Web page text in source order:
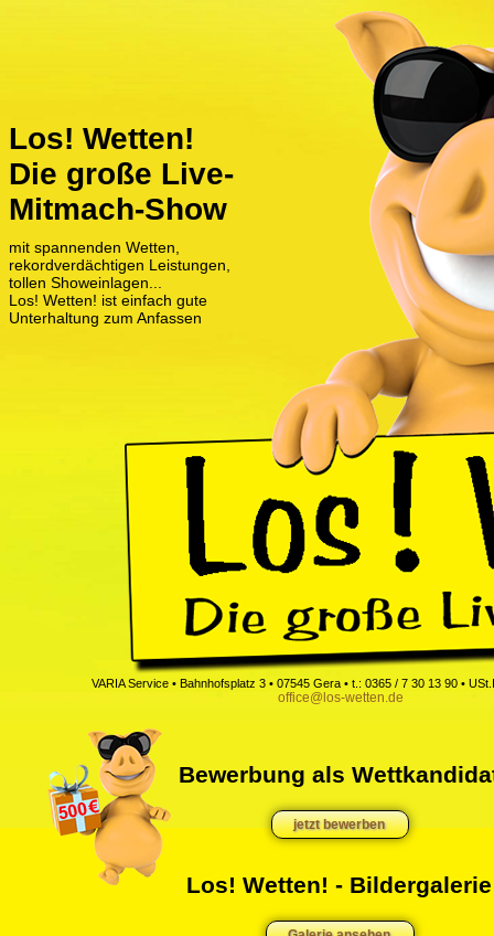
VARIA Service • Bahnhofsplatz 3 • 07545 Gera • t.: 0365 / 7 30 13 90 •
office@los-wetten.de
Los! Wetten!
Die große Live-
Mitmach-Show
mit spannenden Wetten,
rekordverdächtigen Leistungen,
tollen Showeinlagen...
Los! Wetten! ist einfach gute
Unterhaltung zum Anfassen
Bewerbung als
jetzt bewerben
Los! Wetten! - Bildergalerie